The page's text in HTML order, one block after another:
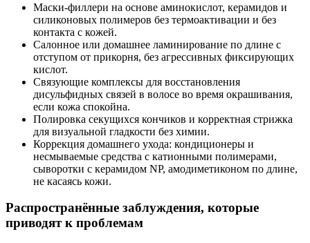
Маски‑филлери на основе аминокислот, керамидов и
силиконовых полимеров без термоактивации и без
контакта с кожей.
Салонное или домашнее ламинирование по длине с
отступом от прикорня, без агрессивных фиксирующих
кислот.
Связующие комплексы для восстановления
дисульфидных связей в волосе во время окрашивания,
если кожа спокойна.
Полировка секущихся кончиков и корректная стрижка
для визуальной гладкости без химии.
Коррекция домашнего ухода: кондиционеры и
несмываемые средства с катионными полимерами,
сыворотки с керамидом NP, амодиметиконом по длине,
не касаясь кожи.
Распространённые заблуждения, которые
приводят к проблемам